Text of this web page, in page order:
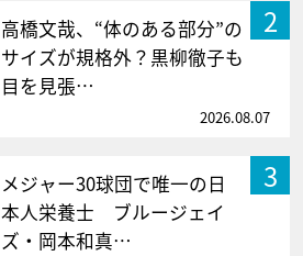
2
高橋文哉、“体のある部分”の
サイズが規格外？黒柳徹子も
目を見張…
2026.08.07
3
メジャー30球団で唯一の日
本人栄養士 ブルージェイ
ズ・岡本和真…